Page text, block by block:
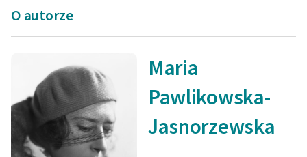
O autorze
Maria
Pawlikowska-
Jasnorzewska